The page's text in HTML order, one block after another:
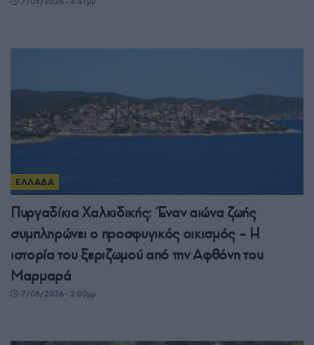
ΕΛΛΑΔΑ
Πυργαδίκια Χαλκιδικής: Έναν αιώνα ζωής
συμπληρώνει ο προσφυγικός οικισμός – Η
ιστορία του ξεριζωμού από την Αφθόνη του
Μαρμαρά
7/08/2026 - 2:00μμ